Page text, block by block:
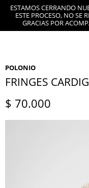
ESTAMOS CERRANDO
ESTE PROCESO, NO SE
GRACIAS POR
POLONIO
FRINGES
$ 70.000